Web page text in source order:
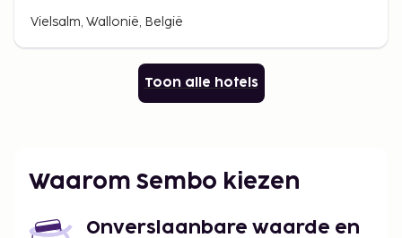
Vielsalm, Wallonië, België
Toon alle hotels
Waarom Sembo kiezen
Onverslaanbare waarde en